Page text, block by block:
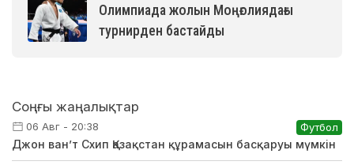
Олимпиада жолын Моңғолиядағы
турнирден бастайды
Соңғы жаңалықтар
06 Авг - 20:38 Футбол
Джон ван’т Схип Қазақстан құрамасын басқаруы мүмкін